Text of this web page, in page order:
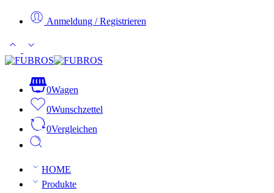
Anmeldung / Registrieren
0Wagen
0Wunschzettel
0Vergleichen
HOME
Produkte